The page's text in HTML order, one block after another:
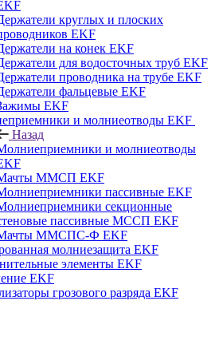
круглых и плоских
EKF
на конек EKF
для водосточных труб EKF
проводника на трубе EKF
фальцевые EKF
EKF
и молниеотводы EKF
Назад
и молниеотводы
ММСП EKF
пассивные EKF
секционные
пассивные МССП EKF
ММСПС-Ф EKF
молниезащита EKF
элементы EKF
EKF
грозового разряда EKF